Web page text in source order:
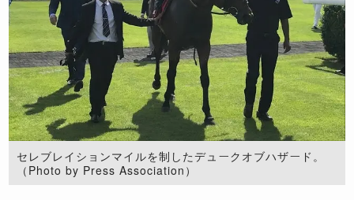
セレブレイションマイルを制したデュークオブハザード。
（Photo by Press Association）